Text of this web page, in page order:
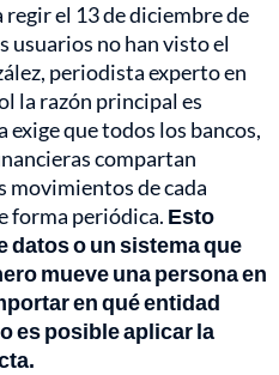
el 13 de diciembre de
usuarios no han visto el
periodista experto en
la razón principal es
que todos los bancos,
compartan
movimientos de cada
forma periódica. Esto
datos o un sistema que
mueve una persona en
en qué entidad
es posible aplicar la